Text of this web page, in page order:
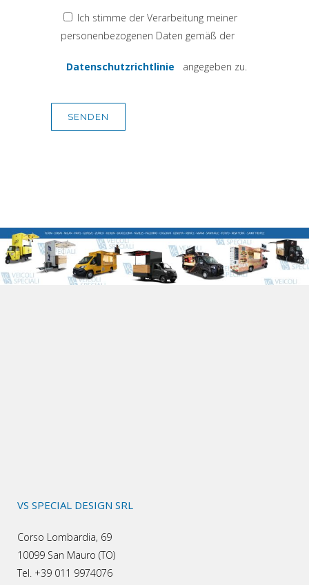
Ich stimme der Verarbeitung meiner
personenbezogenen Daten gemäß der
Datenschutzrichtlinie
(si apre in una nuova scheda)
angegeben zu.
VS SPECIAL DESIGN SRL
Corso Lombardia, 69
10099 San Mauro (TO)
Tel. +39 011 9974076